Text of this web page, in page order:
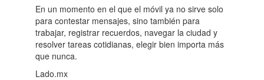
En un momento en el que el móvil ya no sirve solo
para contestar mensajes, sino también para
trabajar, registrar recuerdos, navegar la ciudad y
resolver tareas cotidianas, elegir bien importa más
que nunca.
Lado.mx